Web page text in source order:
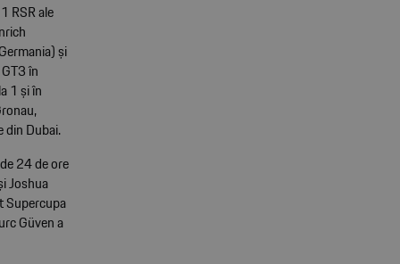
RSR ale
și
în
1 și în
din Dubai.
24 de ore
Joshua
Supercupa
Güven a